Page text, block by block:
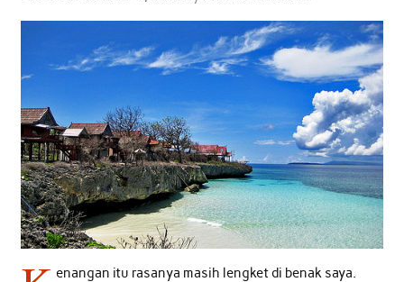
enangan itu rasanya masih lengket di benak saya.